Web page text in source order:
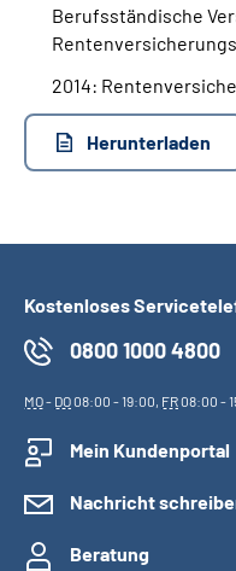
Berufsständische
2014:
Herunterladen
Kostenloses
0800 1000 4800
MO- DO08:00 - 19:00, FR08:00 -
Mein Kundenportal
Nachricht
Beratung